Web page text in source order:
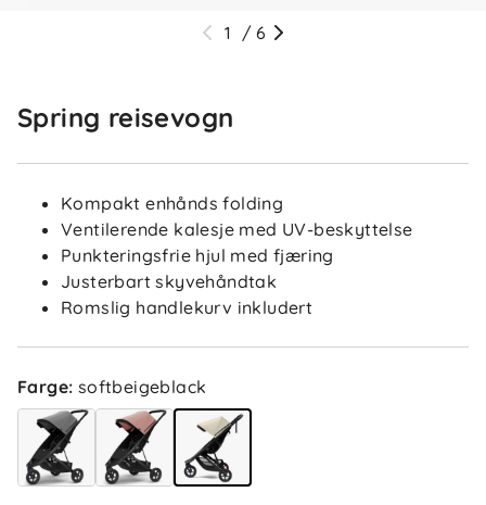
1 / 6
Spring reisevogn
Kompakt enhånds folding
Ventilerende kalesje med UV-beskyttelse
Punkteringsfrie hjul med fjæring
Justerbart skyvehåndtak
Romslig handlekurv inkludert
Farge: softbeigeblack